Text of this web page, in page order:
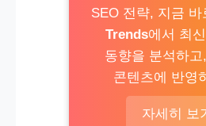
SEO 전략, 지금 바
Trends에서 최
동향을 분석하
콘텐츠에 반영
자세히 보